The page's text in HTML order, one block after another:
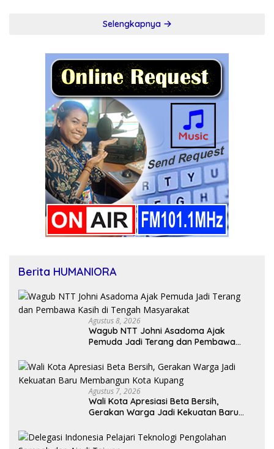
Selengkapnya
Berita HUMANIORA
Agustus 8, 2026
Wagub NTT Johni Asadoma Ajak
Pemuda Jadi Terang dan Pembawa
Agustus 7, 2026
Wali Kota Apresiasi Beta Bersih,
Gerakan Warga Jadi Kekuatan Baru